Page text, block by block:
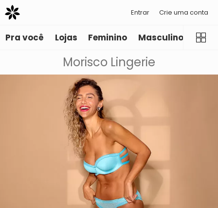
Entrar Crie uma conta
Pra você Lojas Feminino Masculino
Morisco Lingerie